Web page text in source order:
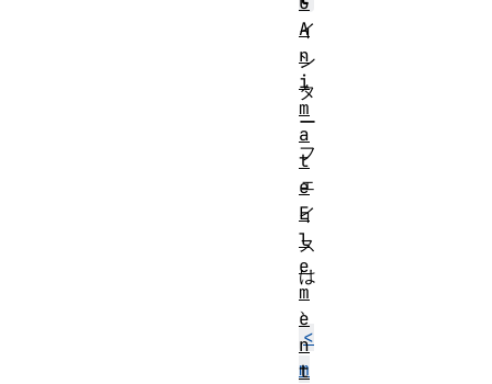
イ
ン
タ
ー
フ
ェ
イ
ス
は
、
<
m
A
n
i
m
a
t
e
E
l
e
m
e
n
t